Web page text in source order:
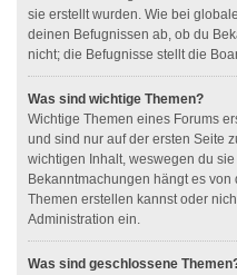
sie erstellt wurden. Wie bei
deinen Befugnissen ab, ob du
nicht; die Befugnisse stellt die
Was sind wichtige Themen?
Wichtige Themen eines Forums
und sind nur auf der ersten Seite
wichtigen Inhalt, weswegen du
Bekanntmachungen hängt es
Themen erstellen kannst oder
Administration ein.
Was sind geschlossene